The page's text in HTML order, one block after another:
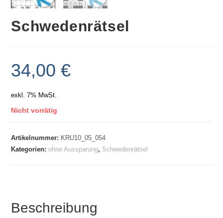
Schwedenrätsel
34,00€
exkl. 7% MwSt.
Nicht vorrätig
Artikelnummer: KRU10_05_054
Kategorien:ohne Aussparung, Schwedenrätsel
Beschreibung